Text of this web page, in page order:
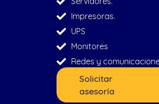
Impresoras.
UPS
Monitores
Redes y
Solicitar
asesoría